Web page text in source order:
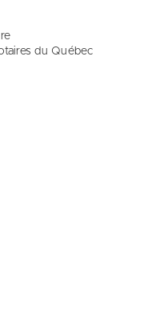
du Québec